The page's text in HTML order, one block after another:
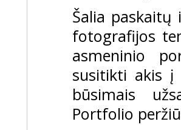
Šalia
fotografijos
asmeninio
susitikti akis
būsimais
Portfolio